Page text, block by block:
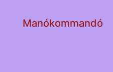
Manókommandó